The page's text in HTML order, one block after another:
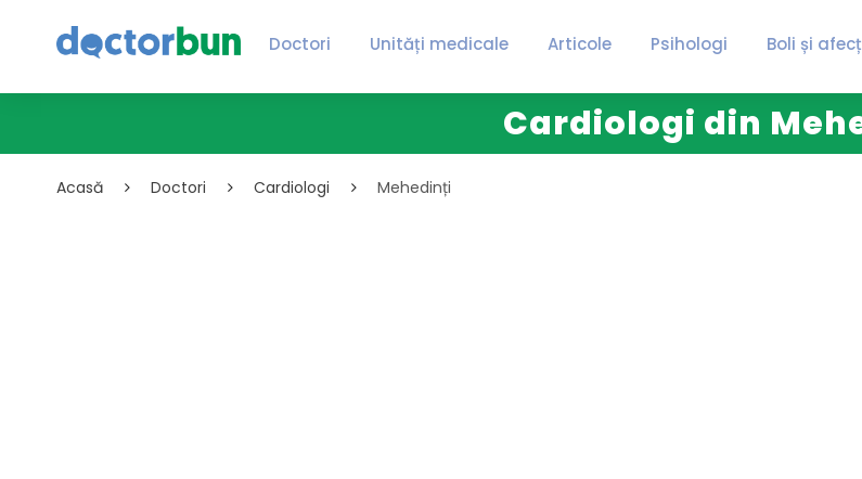
Doctori Unități medicale Articole Psihologi Boli și
Cardiologi din
Acasă Doctori Cardiologi Mehedinți